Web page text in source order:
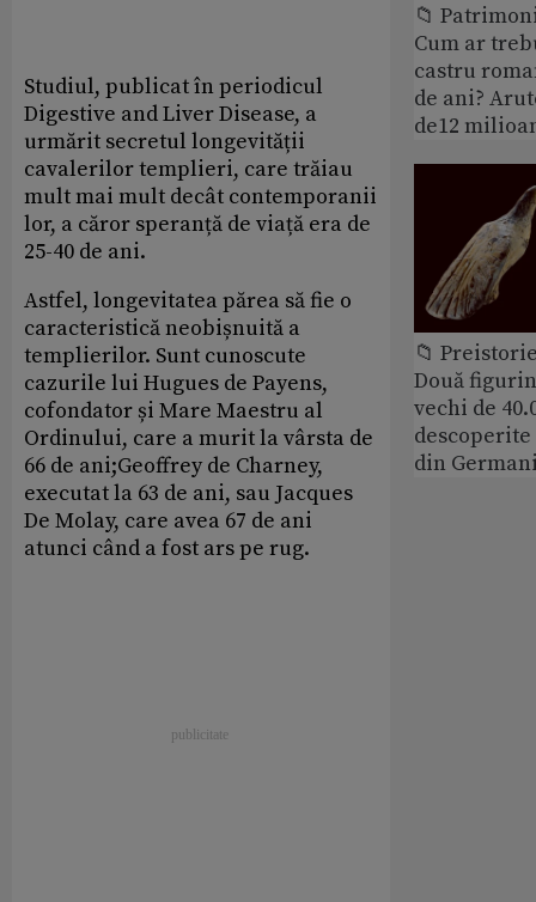
Studiul, publicat în periodicul
Digestive and Liver Disease, a
urmărit secretul longevității
cavalerilor templieri, care trăiau
mult mai mult decât contemporanii
lor, a căror speranță de viață era de
25-40 de ani.
Astfel, longevitatea părea să fie o
caracteristică neobișnuită a
templierilor. Sunt cunoscute
cazurile lui Hugues de Payens,
cofondator și Mare Maestru al
Ordinului, care a murit la vârsta de
66 de ani;Geoffrey de Charney,
executat la 63 de ani, sau Jacques
De Molay, care avea 67 de ani
atunci când a fost ars pe rug.
📁
Cum ar
castru
de ani?
de12
📁
Două
vechi de
din